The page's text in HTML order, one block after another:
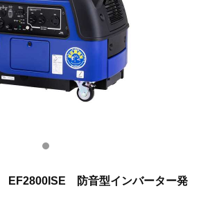
EF2800ISE 防音型インバーター発